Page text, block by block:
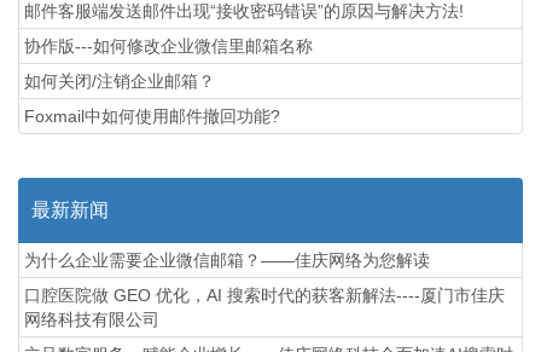
邮件客服端发送邮件出现“接收密码错误”的原因与解决方法!
协作版---如何修改企业微信里邮箱名称
如何关闭/注销企业邮箱？
Foxmail中如何使用邮件撤回功能?
最新新闻
为什么企业需要企业微信邮箱？——佳庆网络为您解读
口腔医院做 GEO 优化，AI 搜索时代的获客新解法----厦门市佳庆
网络科技有限公司